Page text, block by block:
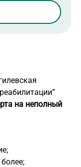
на неполный